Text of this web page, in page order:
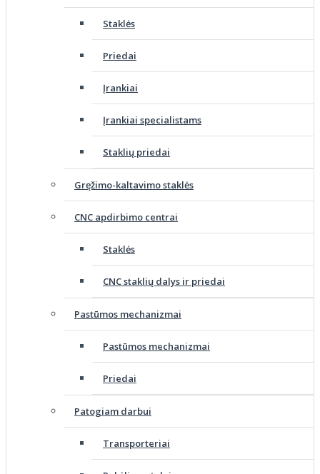
Staklės
Priedai
Įrankiai
Įrankiai specialistams
Staklių priedai
Gręžimo-kaltavimo staklės
CNC apdirbimo centrai
Staklės
CNC staklių dalys ir priedai
Pastūmos mechanizmai
Pastūmos mechanizmai
Priedai
Patogiam darbui
Transporteriai